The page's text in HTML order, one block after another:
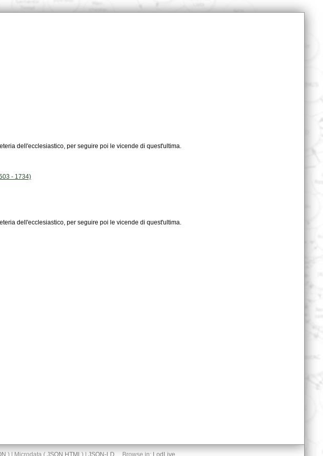
dell'ecclesiastico, per seguire poi le vicende di quest'ultima.
- 1734)
dell'ecclesiastico, per seguire poi le vicende di quest'ultima.
) | Microdata ( JSON HTML ) | JSON-LD Browse in: LodLive